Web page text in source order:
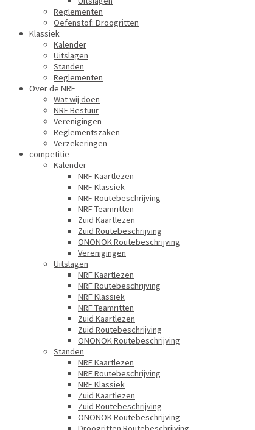
Reglementen
Oefenstof: Droogritten
Klassiek
Kalender
Uitslagen
Standen
Reglementen
Over de NRF
Wat wij doen
NRF Bestuur
Verenigingen
Reglementszaken
Verzekeringen
competitie
Kalender
NRF Kaartlezen
NRF Klassiek
NRF Routebeschrijving
NRF Teamritten
Zuid Kaartlezen
Zuid Routebeschrijving
ONONOK Routebeschrijving
Verenigingen
Uitslagen
NRF Kaartlezen
NRF Routebeschrijving
NRF Klassiek
NRF Teamritten
Zuid Kaartlezen
Zuid Routebeschrijving
ONONOK Routebeschrijving
Standen
NRF Kaartlezen
NRF Routebeschrijving
NRF Klassiek
Zuid Kaartlezen
Zuid Routebeschrijving
ONONOK Routebeschrijving